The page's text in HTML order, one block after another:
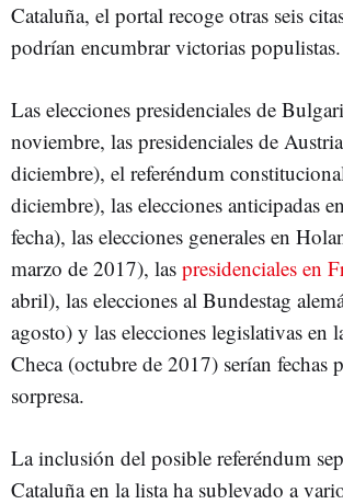
Cataluña, el portal recoge otras seis
podrían encumbrar victorias populistas.
Las elecciones presidenciales de
noviembre, las presidenciales de
diciembre), el referéndum
diciembre), las elecciones anticipadas
fecha), las elecciones generales en
marzo de 2017), las presidenciales en
abril), las elecciones al Bundestag
agosto) y las elecciones legislativas en
Checa (octubre de 2017) serían fechas
sorpresa.
La inclusión del posible referéndum
Cataluña en la lista ha sublevado a